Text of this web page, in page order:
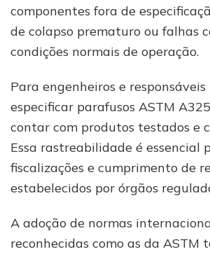
componentes fora de
de colapso prematuro ou falhas
condições normais de operação.
Para engenheiros e responsáveis
especificar parafusos ASTM
contar com produtos testados e
Essa rastreabilidade é essencial
fiscalizações e cumprimento de
estabelecidos por órgãos
A adoção de normas
reconhecidas como as da ASTM